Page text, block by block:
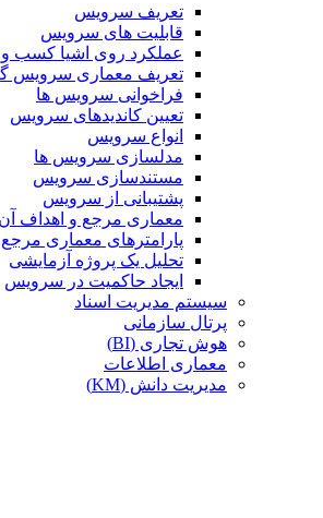
تعریف سرویس
قابلیت های سرویس
عملکرد روی اشیا کسب و
تعریف معماری سرویس
فراخوانی سرویس ها
تعیین کاندیدهای سرویس
انواع سرویس
مدلسازی سرویس ها
مستندسازی سرویس
پشتیبانی از سرویس
معماری مرجع و اهداف آن
پارامترهای معماری مرجع
تحلیل یک پروژه آزمایشی
ایجاد حاکمیت در سرویس
سیستم مدیریت اسناد
پرتال سازمانی
هوش تجاری (BI)
معماری اطلاعات
مدیریت دانش (KM)